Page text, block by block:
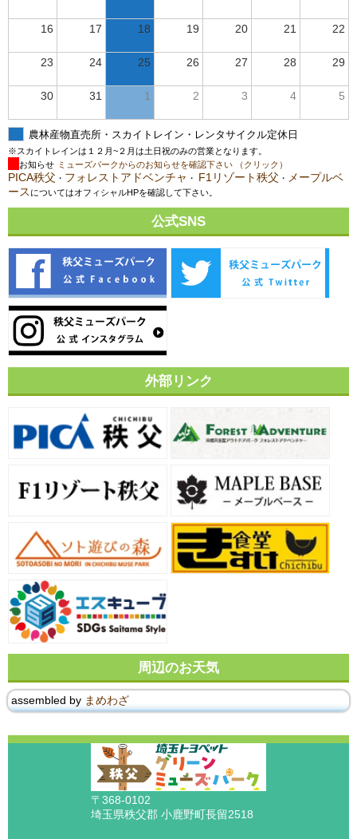
16 17 18 19 20 21 22
23 24 25 26 27 28 29
30 31 1 2 3 4 5
農林産物直売所・スカイトレイン・レンタサイクル定休日
※スカイトレインは１２月~２月は土日祝のみの営業となります。
お知らせ ミューズパークからのお知らせを確認下さい （クリック）
PICA秩父 ・ フォレストアドベンチャ ・ F1リゾート秩父 ・ メープルベ
ース についてはオフィシャルHPを確認して下さい。
公式SNS
外部リンク
周辺のお天気
assembled by まめわざ
〒368-0102
埼玉県秩父郡 小鹿野町長留2518